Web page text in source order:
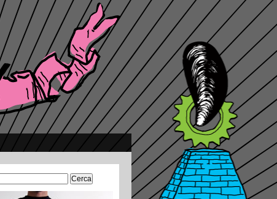
Ricerca
per: